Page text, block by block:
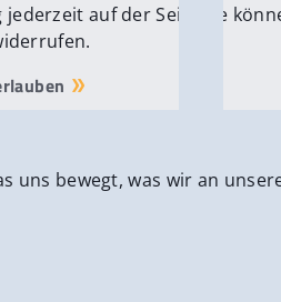
auf der Seite
Sie
uns bewegt, was wir an